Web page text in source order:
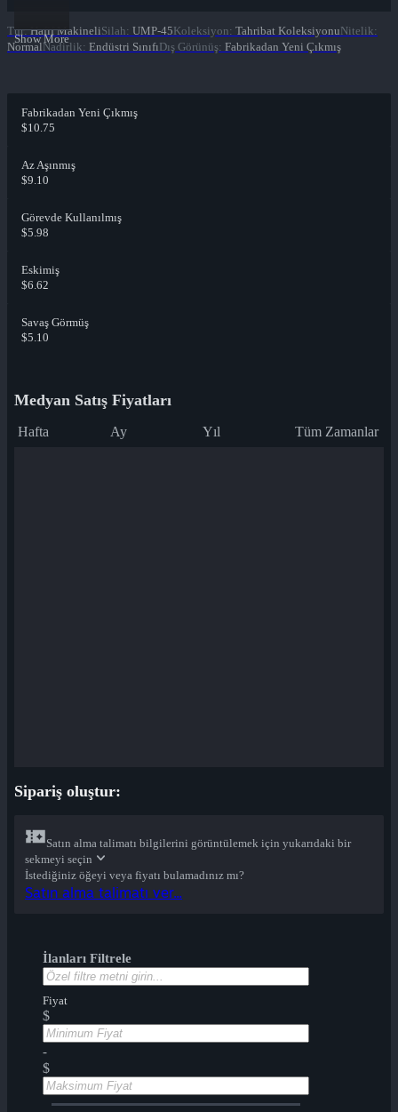
Show More
Tür: Hafif MakineliSilah: UMP-45Koleksiyon: Tahribat KoleksiyonuNitelik:
Normal Nadirlik: Endüstri SınıfıDış Görünüş: Fabrikadan Yeni Çıkmış
Fabrikadan Yeni Çıkmış
$10.75
Az Aşınmış
$9.10
Görevde Kullanılmış
$5.98
Eskimiş
$6.62
Savaş Görmüş
$5.10
Medyan Satış Fiyatları
Hafta Ay Yıl Tüm Zamanlar
Sipariş oluştur:
Satın alma talimatı bilgilerini görüntülemek için yukarıdaki bir
sekmeyi seçin
İstediğiniz öğeyi veya fiyatı bulamadınız mı?
Satın alma talimatı ver...
İlanları Filtrele
Fiyat
$
-
$